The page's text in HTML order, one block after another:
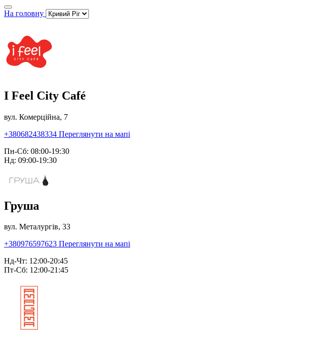
На головну
I Feel City Café
вул. Комерційна, 7
+380682438334 Переглянути на мапі
Пн-Сб: 08:00-19:30
Нд: 09:00-19:30
Груша
вул. Металургів, 33
+380976597623 Переглянути на мапі
Нд-Чт: 12:00-20:45
Пт-Сб: 12:00-21:45